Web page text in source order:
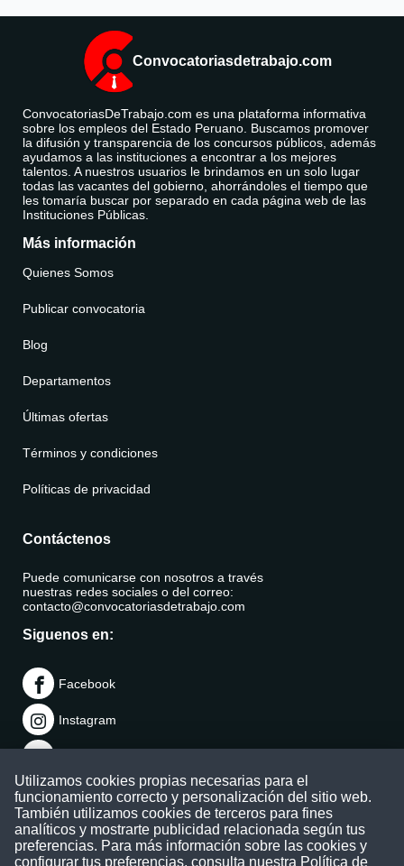
Convocatoriasdetrabajo.com
ConvocatoriasDeTrabajo.com es una plataforma informativa
sobre los empleos del Estado Peruano. Buscamos promover
la difusión y transparencia de los concursos públicos, además
ayudamos a las instituciones a encontrar a los mejores
talentos. A nuestros usuarios le brindamos en un solo lugar
todas las vacantes del gobierno, ahorrándoles el tiempo que
les tomaría buscar por separado en cada página web de las
Instituciones Públicas.
Más información
Quienes Somos
Publicar convocatoria
Blog
Departamentos
Últimas ofertas
Términos y condiciones
Políticas de privacidad
Contáctenos
Puede comunicarse con nosotros a través
nuestras redes sociales o del correo:
contacto@convocatoriasdetrabajo.com
Siguenos en:
Facebook
Instagram
Telegram
TikTok
Utilizamos cookies propias necesarias para el
funcionamiento correcto y personalización del sitio web.
También utilizamos cookies de terceros para fines
analíticos y mostrarte publicidad relacionada según tus
preferencias. Para más información sobre las cookies y
configurar tus preferencias, consulta nuestra Política de